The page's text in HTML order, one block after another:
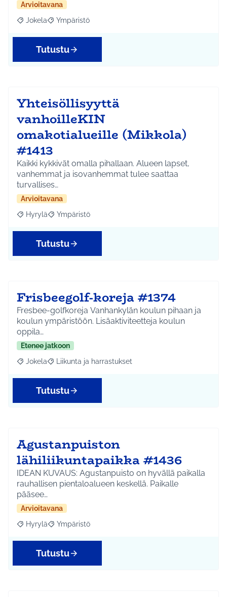
Arvioitavana
Rajaa tulokset aihepiirin mukaan: Jokela
Jokela Rajaa tulokset teeman mukaan: Ympäristö
Ympäristö
Tutustu
Yhteisöllisyyttä
vanhoilleKIN
omakotialueille (Mikkola)
#1413
Kaikki kykkivät omalla pihallaan. Alueen lapset,
vanhemmat ja isovanhemmat tulee saattaa
turvallises…
Arvioitavana
Rajaa tulokset aihepiirin mukaan: Hyrylä
Hyrylä Rajaa tulokset teeman mukaan: Ympäristö
Ympäristö
Tutustu
Frisbeegolf-koreja #1374
Fresbee-golfkoreja Vanhankylän koulun pihaan ja
koulun ympäristöön. Lisäaktiviteetteja koulun
oppila…
Etenee jatkoon
Rajaa tulokset aihepiirin mukaan: Jokela
Jokela Rajaa tulokset teeman mukaan: Liikunta ja
Liikunta ja harrastukset
Tutustu
Agustanpuiston
lähiliikuntapaikka #1436
IDEAN KUVAUS: Agustanpuisto on hyvällä paikalla
rauhallisen pientaloalueen keskellä. Paikalle
pääsee…
Arvioitavana
Rajaa tulokset aihepiirin mukaan: Hyrylä
Hyrylä Rajaa tulokset teeman mukaan: Ympäristö
Ympäristö
Tutustu